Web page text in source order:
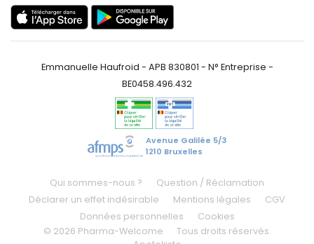
Emmanuelle Haufroid - APB 830801 - N° Entreprise -
BE0458.496.432
Avenue Galilée 5/3
1210 Bruxelles
Qui sommes-nous ?
Question / Réclamation
Déclarer un effet indésirable
Mentions légales
CGV
Données personnelles
Cookies
© 2026 Pharma-Welcome
Tous droits réservés.